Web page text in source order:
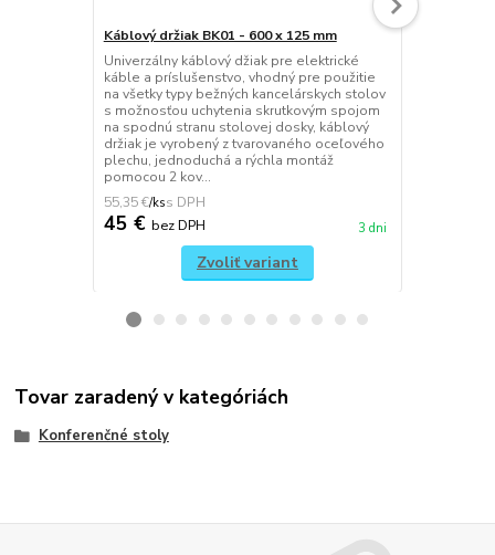
Káblový držiak BK01 - 600 x 125 mm
Univerzálny káblový džiak pre elektrické
káble a príslušenstvo, vhodný pre použitie
na všetky typy bežných kancelárskych stolov
s možnosťou uchytenia skrutkovým spojom
na spodnú stranu stolovej dosky, káblový
držiak je vyrobený z tvarovaného oceľového
plechu, jednoduchá a rýchla montáž
pomocou 2 kov...
55,35 €/ks
45 € bez DPH 3 dni
Zvoliť variant
Tovar zaradený v kategóriách
Konferenčné stoly